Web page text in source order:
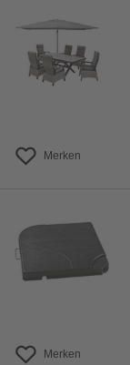
Merken
Merken